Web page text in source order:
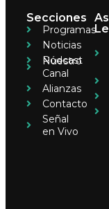
Secciones
Programas
Noticias
Pódcast
Nuestro
Canal
Alianzas
Contacto
Señal
en Vivo